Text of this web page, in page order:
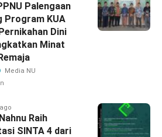
Palengaan
Program KUA
Dini
Minat
Media NU
Raih
SINTA 4 dari